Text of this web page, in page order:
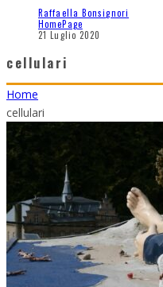
Raffaella Bonsignori
HomePage
21 Luglio 2020
cellulari
Home
cellulari